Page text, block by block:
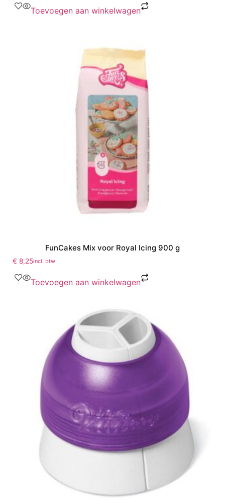
Toevoegen aan winkelwagen
FunCakes Mix voor Royal Icing 900 g
€ 8,25incl. btw
Toevoegen aan winkelwagen